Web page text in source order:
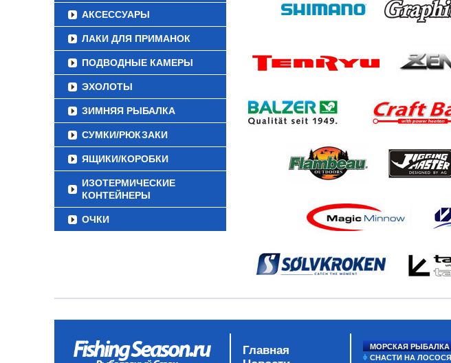
АКСЕССУАРЫ
ЛАКИ ДЛЯ ПРИМАНОК
ПОДВОДНЫЕ КАМЕРЫ
ЭХОЛОТЫ
ЗИМНЯЯ РЫБАЛКА
СУМКИ/РЮКЗАКИ
ЯЩИКИ/КОРОБКИ
ИЗОТЕРМИЧЕСКИЕ
КОНТЕЙНЕРЫ
ОЧКИ
Главная
МОРСКАЯ РЫБАЛКА
СНАСТИ НА ЛОСОСЯ